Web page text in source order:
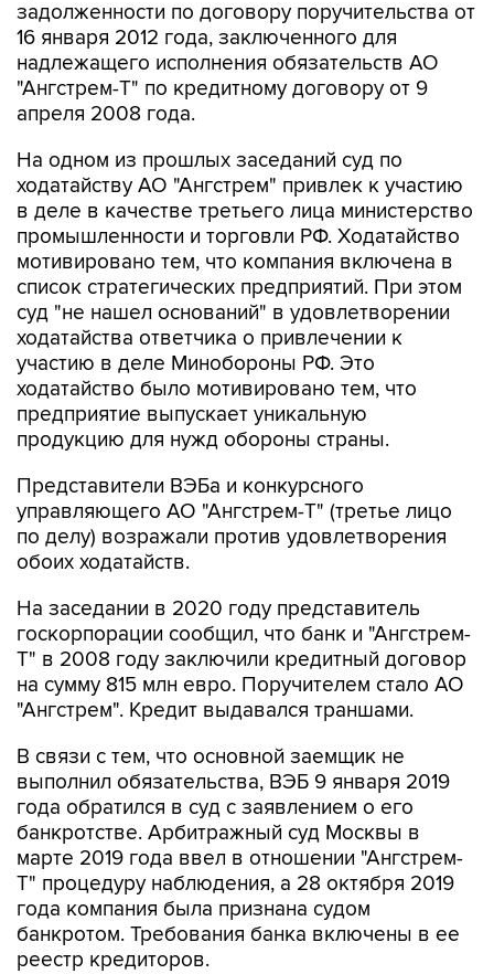
задолженности по договору поручительства от
16 января 2012 года, заключенного для
надлежащего исполнения обязательств АО
"Ангстрем-Т" по кредитному договору от 9
апреля 2008 года.
На одном из прошлых заседаний суд по
ходатайству АО "Ангстрем" привлек к участию
в деле в качестве третьего лица министерство
промышленности и торговли РФ. Ходатайство
мотивировано тем, что компания включена в
список стратегических предприятий. При этом
суд "не нашел оснований" в удовлетворении
ходатайства ответчика о привлечении к
участию в деле Минобороны РФ. Это
ходатайство было мотивировано тем, что
предприятие выпускает уникальную
продукцию для нужд обороны страны.
Представители ВЭБа и конкурсного
управляющего АО "Ангстрем-Т" (третье лицо
по делу) возражали против удовлетворения
обоих ходатайств.
На заседании в 2020 году представитель
госкорпорации сообщил, что банк и "Ангстрем-
Т" в 2008 году заключили кредитный договор
на сумму 815 млн евро. Поручителем стало АО
"Ангстрем". Кредит выдавался траншами.
В связи с тем, что основной заемщик не
выполнил обязательства, ВЭБ 9 января 2019
года обратился в суд с заявлением о его
банкротстве. Арбитражный суд Москвы в
марте 2019 года ввел в отношении "Ангстрем-
Т" процедуру наблюдения, а 28 октября 2019
года компания была признана судом
банкротом. Требования банка включены в ее
реестр кредиторов.